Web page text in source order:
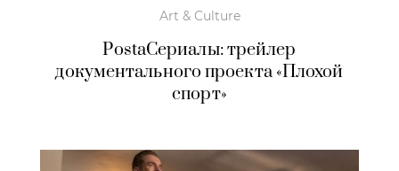
Art & Culture
PostaСериалы: трейлер
документального проекта «Плохой
спорт»